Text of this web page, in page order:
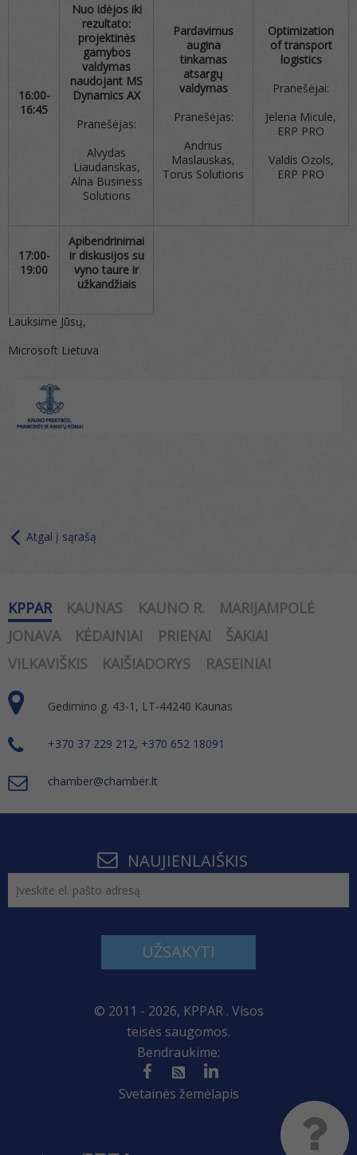
16:00-
16:45
Nuo idėjos iki
rezultato:
projektinės
gamybos
valdymas
naudojant MS
Dynamics AX
Pranešėjas:
Alvydas
Liaudanskas,
Alna Business
Solutions
Pardavimus
augina
tinkamas
atsargų
valdymas
Pranešėjas:
Andrius
Maslauskas,
Torus Solutions
Optimization
of transport
logistics
Pranešėjai:
Jelena Micule,
ERP PRO
Valdis Ozols,
ERP PRO
17:00-
19:00
Apibendrinimai
ir diskusijos su
vyno taure ir
užkandžiais
Lauksime Jūsų,
Microsoft Lietuva
Atgal į sąrašą
KPPAR KAUNAS KAUNO R.
MARIJAMPOLĖ
JONAVA
KĖDAINIAI PRIENAI
ŠAKIAI
VILKAVIŠKIS
KAIŠIADORYS RASEINIAI
Gedimino g. 43-1, LT-44240 Kaunas
+370 37 229 212, +370 652 18091
chamber@chamber.lt
NAUJIENLAIŠKIS
UŽSAKYTI
© 2011 - 2026, KPPAR . Visos
teisės saugomos.
Bendraukime:
Svetainės žemėlapis